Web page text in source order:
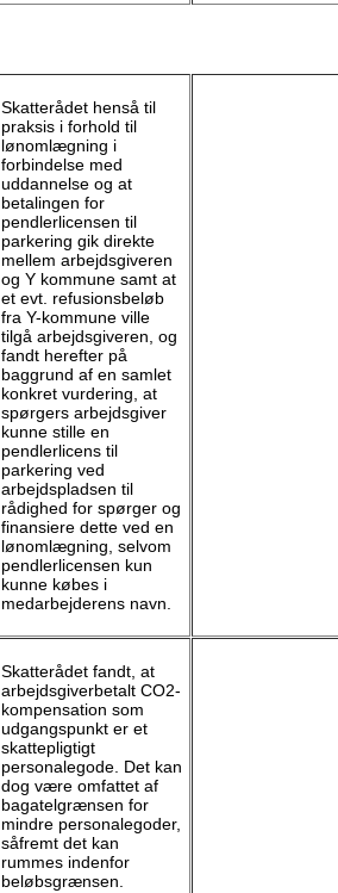
Skatterådet henså til
praksis i forhold til
lønomlægning i
forbindelse med
uddannelse og at
betalingen for
pendlerlicensen til
parkering gik direkte
mellem arbejdsgiveren
og Y kommune samt at
et evt. refusionsbeløb
fra Y-kommune ville
tilgå arbejdsgiveren, og
fandt herefter på
baggrund af en samlet
konkret vurdering, at
spørgers arbejdsgiver
kunne stille en
pendlerlicens til
parkering ved
arbejdspladsen til
rådighed for spørger og
finansiere dette ved en
lønomlægning, selvom
pendlerlicensen kun
kunne købes i
medarbejderens navn.
Skatterådet fandt, at
arbejdsgiverbetalt CO2-
kompensation som
udgangspunkt er et
skattepligtigt
personalegode. Det kan
dog være omfattet af
bagatelgrænsen for
mindre personalegoder,
såfremt det kan
rummes indenfor
beløbsgrænsen.